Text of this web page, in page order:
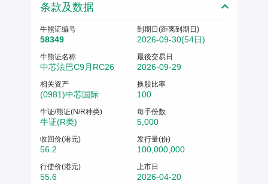
条款及数据
牛熊证编号
58349
到期日(距离到期日)
2026-09-30(54日)
牛熊证名称
中芯法巴C9月RC26
最後交易日
2026-09-29
相关资产
(0981)中芯国际
换股比率
100
牛证/熊证(N/R种类)
牛证(R类)
每手份数
5,000
收回价(港元)
56.2
发行量(份)
100,000,000
行使价(港元)
55.6
上市日
2026-04-20